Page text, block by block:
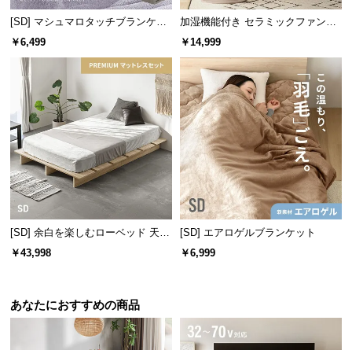
温度調節
無段階
［弱］
［強］
家計に優しい省エネ性能
冬場のエアコンは電気代を高くする原因に。こたつ
を使って賢く節約しましょう。
[SD] マシュマロタッチブランケッ
ト
￥6,499
加湿機能付き セラミックファンヒ
ーター
￥14,999
[SD] 余白を楽しむローベッド 天然
木調 ステージベッド プレミアムマ
￥43,998
[SD] エアロゲルブランケット
￥6,999
あなたにおすすめの商品